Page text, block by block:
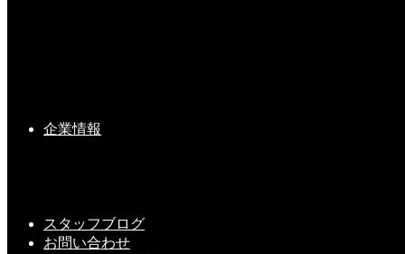
企業情報
スタッフブログ
お問い合わせ